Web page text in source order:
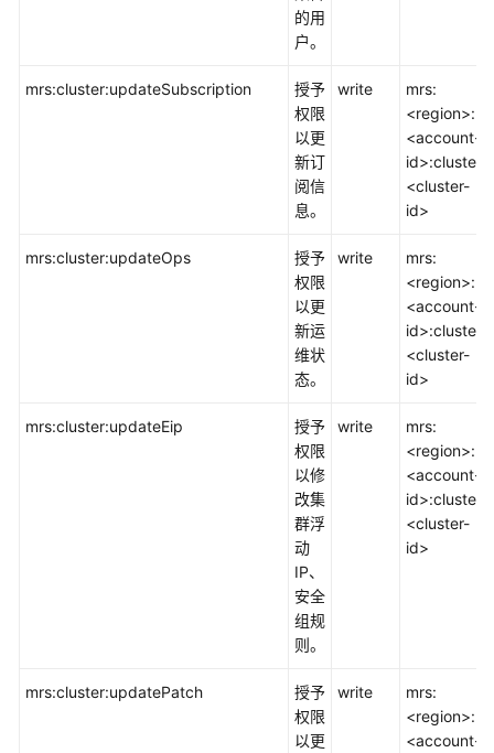
的用
户。
mrs:cluster:updateSubscription
授予
权限
以更
新订
阅信
息。
write
mrs:
<region>:
<account-
id>:cluster:
<cluster-
id>
mrs:cluster:updateOps
授予
权限
以更
新运
维状
态。
write
mrs:
<region>:
<account-
id>:cluster:
<cluster-
id>
mrs:cluster:updateEip
授予
权限
以修
改集
群浮
动
IP、
安全
组规
则。
write
mrs:
<region>:
<account-
id>:cluster:
<cluster-
id>
mrs:cluster:updatePatch
授予
权限
以更
write
mrs:
<region>:
<account-